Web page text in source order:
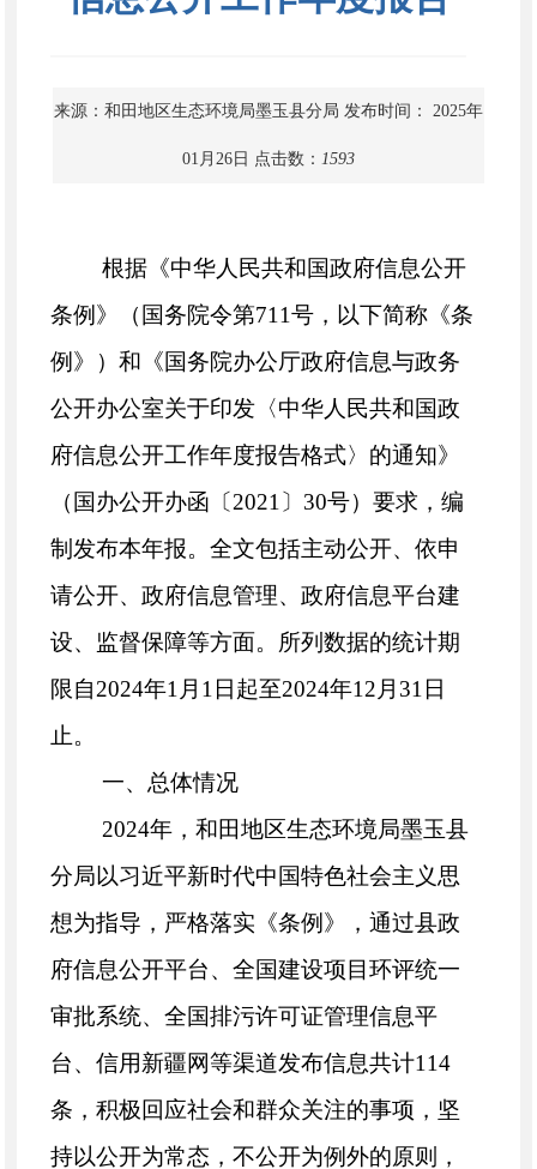
来源：和田地区生态环境局墨玉县分局 发布时间： 2025年
01月26日 点击数： 1593
根据《中华人民共和国政府信息公开
条例》（国务院令第711号，以下简称《条
例》）和《国务院办公厅政府信息与政务
公开办公室关于印发〈中华人民共和国政
府信息公开工作年度报告格式〉的通知》
（国办公开办函〔2021〕30号）要求，编
制发布本年报。全文包括主动公开、依申
请公开、政府信息管理、政府信息平台建
设、监督保障等方面。所列数据的统计期
限自2024年1月1日起至2024年12月31日
止。
一、总体情况
2024年，和田地区生态环境局墨玉县
分局以习近平新时代中国特色社会主义思
想为指导，严格落实《条例》，通过县政
府信息公开平台、全国建设项目环评统一
审批系统、全国排污许可证管理信息平
台、信用新疆网等渠道发布信息共计114
条，积极回应社会和群众关注的事项，坚
持以公开为常态，不公开为例外的原则，